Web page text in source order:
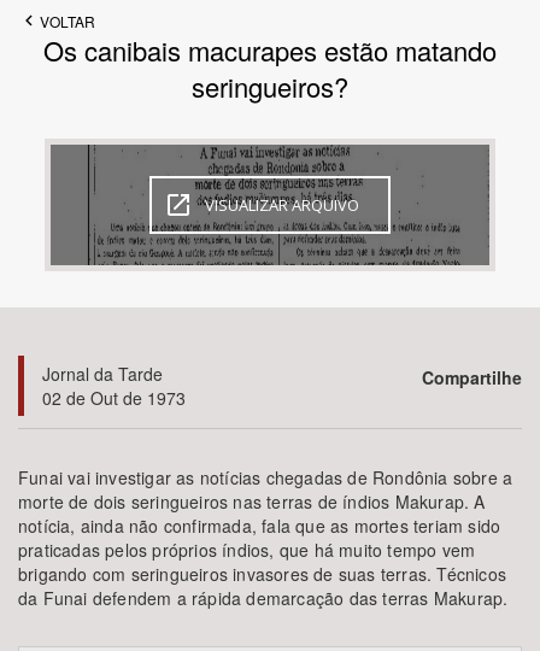
Bioma / Bacia
Área de Levantamento
BUSCAR
VOLTAR
Os canibais macurapes estão matando
seringueiros?
VISUALIZAR ARQUIVO
Jornal da Tarde
02 de Out de 1973
Compartilhe
Funai vai investigar as notícias chegadas de Rondônia sobre a
morte de dois seringueiros nas terras de índios Makurap. A
notícia, ainda não confirmada, fala que as mortes teriam sido
praticadas pelos próprios índios, que há muito tempo vem
brigando com seringueiros invasores de suas terras. Técnicos
da Funai defendem a rápida demarcação das terras Makurap.